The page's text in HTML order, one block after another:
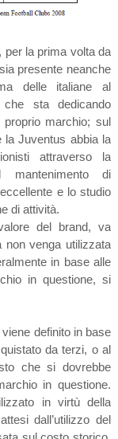
per la prima volta da
presente neanche
delle italiane al
sta dedicando
proprio marchio; sul
la Juventus abbia la
attraverso la
mantenimento di
e lo studio
di attività.
del brand, va
non venga utilizzata
in base alle
in questione, si
definito in base
da terzi, o al
che si dovrebbe
in questione.
in virtù della
dall’utilizzo del